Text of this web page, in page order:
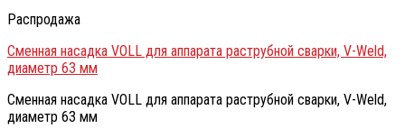
Распродажа
Сменная насадка VOLL для аппарата раструбной сварки, V-Weld,
диаметр 63 мм
Сменная насадка VOLL для аппарата раструбной сварки, V-Weld,
диаметр 63 мм